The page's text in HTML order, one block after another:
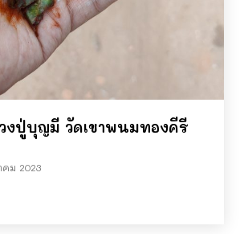
งปู่บุญมี วัดเขาพนมทองคีรี
ม 2023